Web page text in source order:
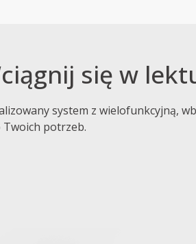
się w
system z wielofunkcyjną,
potrzeb.